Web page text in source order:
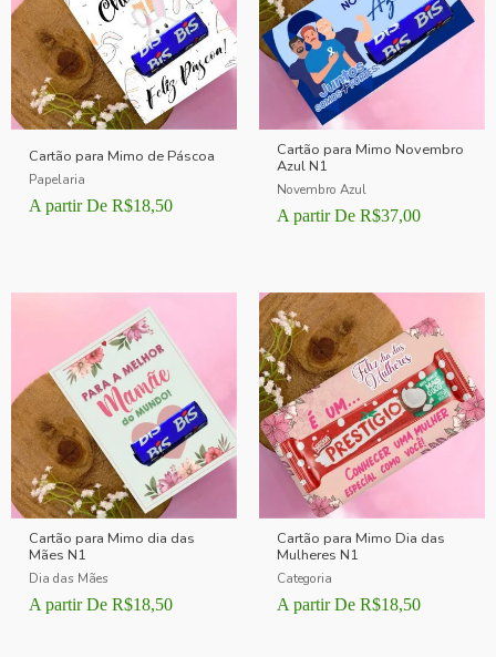
Cartão para Mimo de Páscoa
Papelaria
A partir De R$18,50
Cartão para Mimo Novembro
Azul N1
Novembro Azul
A partir De R$37,00
Cartão para Mimo dia das
Mães N1
Dia das Mães
A partir De R$18,50
Cartão para Mimo Dia das
Mulheres N1
Categoria
A partir De R$18,50